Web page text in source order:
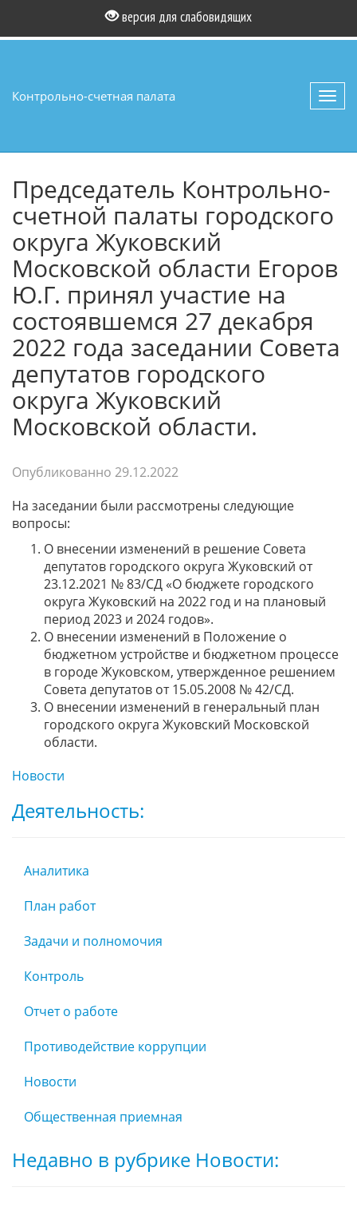
версия для слабовидящих
Контрольно-счетная палата
Председатель Контрольно-
счетной палаты городского
округа Жуковский
Московской области Егоров
Ю.Г. принял участие на
состоявшемся 27 декабря
2022 года заседании Совета
депутатов городского
округа Жуковский
Московской области.
Опубликованно 29.12.2022
На заседании были рассмотрены следующие
вопросы:
О внесении изменений в решение Совета
депутатов городского округа Жуковский от
23.12.2021 № 83/СД «О бюджете городского
округа Жуковский на 2022 год и на плановый
период 2023 и 2024 годов».
О внесении изменений в Положение о
бюджетном устройстве и бюджетном процессе
в городе Жуковском, утвержденное решением
Совета депутатов от 15.05.2008 № 42/СД.
О внесении изменений в генеральный план
городского округа Жуковский Московской
области.
Новости
Деятельность:
Аналитика
План работ
Задачи и полномочия
Контроль
Отчет о работе
Противодействие коррупции
Новости
Общественная приемная
Недавно в рубрике Новости: